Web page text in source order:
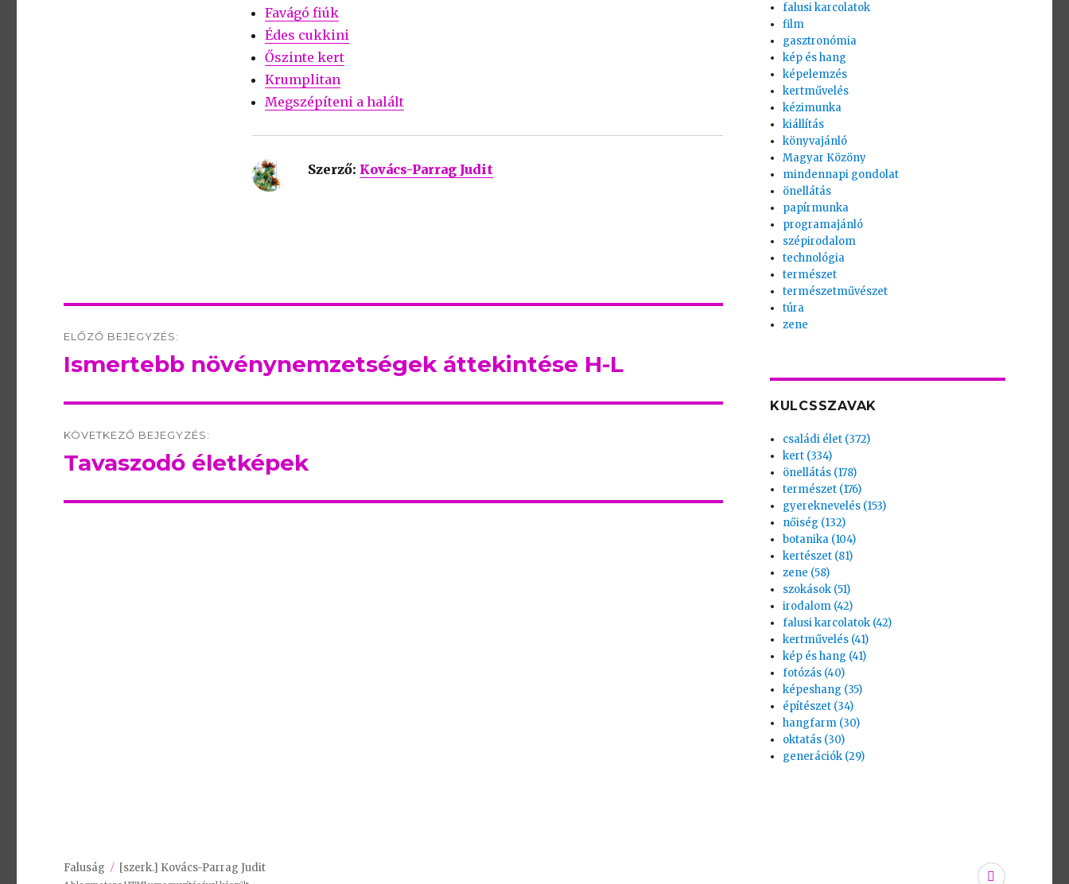
Favágó fiúk
Édes cukkini
Őszinte kert
Krumplitan
Megszépíteni a halált
Szerző: Kovács-Parrag Judit
navigation
ELŐZŐ BEJEGYZÉS:
Előző
Ismertebb növénynemzetségek áttekintése H-L
KÖVETKEZŐ BEJEGYZÉS:
Következő
Tavaszodó életképek
falusi karcolatok
film
gasztronómia
kép és hang
képelemzés
kertművelés
kézimunka
kiállítás
könyvajánló
Magyar Közöny
mindennapi gondolat
önellátás
papírmunka
programajánló
szépirodalom
technológia
természet
természetművészet
túra
zene
KULCSSZAVAK
családi élet (372)
kert (334)
önellátás (178)
természet (176)
gyereknevelés (153)
nőiség (132)
botanika (104)
kertészet (81)
zene (58)
szokások (51)
irodalom (42)
falusi karcolatok (42)
kertművelés (41)
kép és hang (41)
fotózás (40)
képeshang (35)
építészet (34)
hangfarm (30)
oktatás (30)
generációk (29)
Faluság [szerk.] Kovács-Parrag Judit